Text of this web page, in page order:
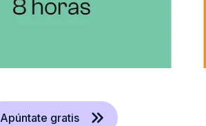
Apúntate gratis